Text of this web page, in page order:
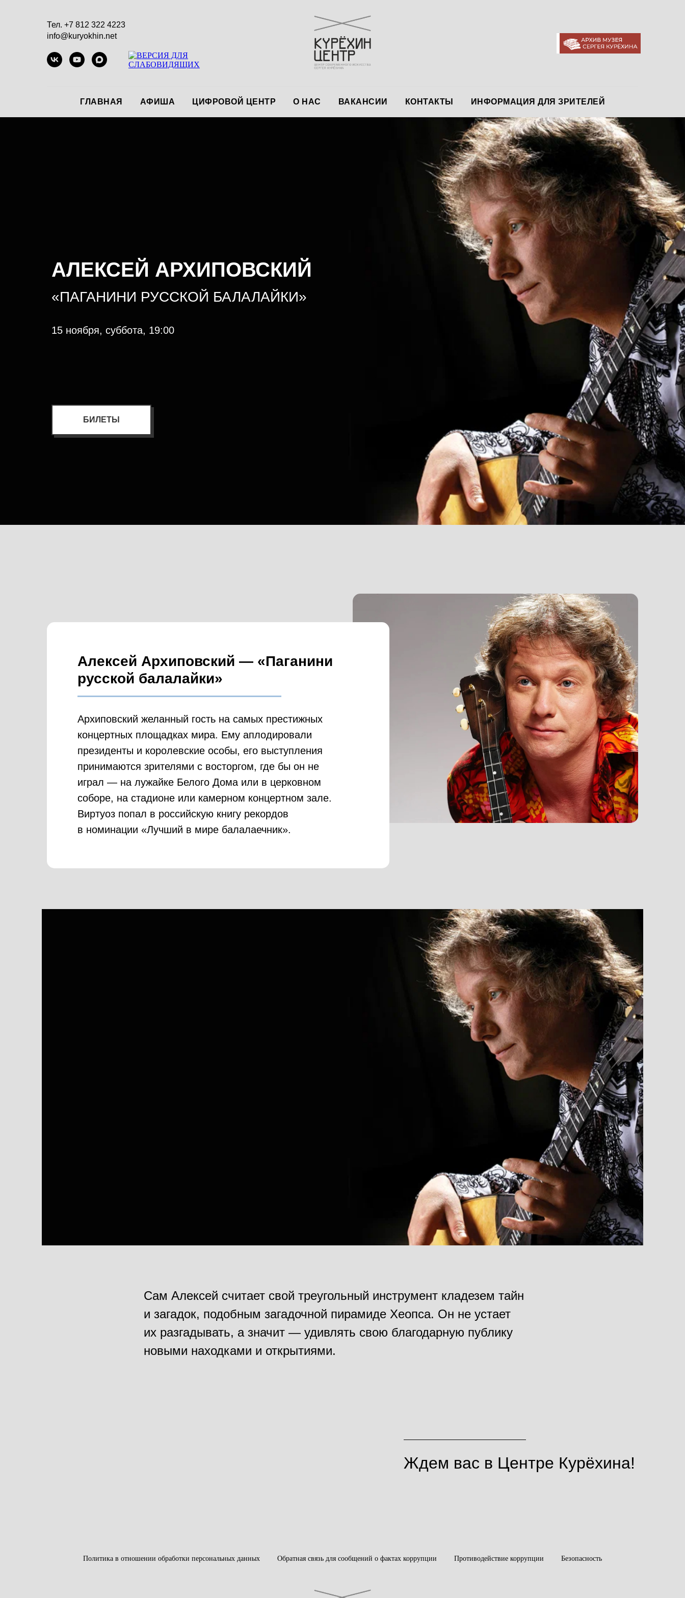
Тел. +7 812 322 4223
info@kuryokhin.net
АРХИВ МУЗЕЯ
ГЛАВНАЯ АФИША ЦИФРОВОЙ ЦЕНТР О НАС ВАКАНСИИ КОНТАКТЫ ИНФОРМАЦИЯ ДЛЯ ЗРИТЕЛЕЙ
АЛЕКСЕЙ АРХИПОВСКИЙ
«ПАГАНИНИ РУССКОЙ БАЛАЛАЙКИ»
15 ноября, суббота, 19:00
БИЛЕТЫ
Алексей Архиповский — «Паганини
русской балалайки»
Архиповский желанный гость на самых престижных
концертных площадках мира. Ему аплодировали
президенты и королевские особы, его выступления
принимаются зрителями с восторгом, где бы он не
играл — на лужайке Белого Дома или в церковном
соборе, на стадионе или камерном концертном зале.
Виртуоз попал в российскую книгу рекордов
в номинации «Лучший в мире балалаечник».
Сам Алексей считает свой треугольный инструмент кладезем тайн
и загадок, подобным загадочной пирамиде Хеопса. Он не устает
их разгадывать, а значит — удивлять свою благодарную публику
новыми находками и открытиями.
Ждем вас в Центре Курёхина!
Политика в отношении обработки персональных данных Обратная связь для сообщений о фактах коррупции Противодействие коррупции Безопасность